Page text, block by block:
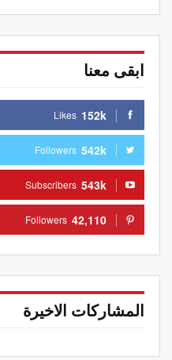
ابقى معنا
152k
Likes
542k
Followers
543k
Subscribers
42,110
Followers
المشاركات الاخيرة